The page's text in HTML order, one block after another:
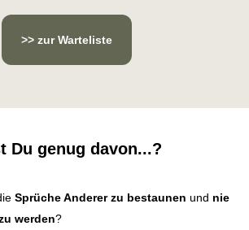
>> zur Warteliste
Du genug davon...?
Sprüche Anderer zu bestaunen und nie
werden?